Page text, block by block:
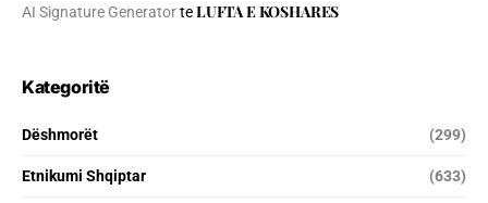
AI Signature GeneratorteLUFTA E KOSHARES
Kategoritë
Dëshmorët (299)
Etnikumi Shqiptar (633)